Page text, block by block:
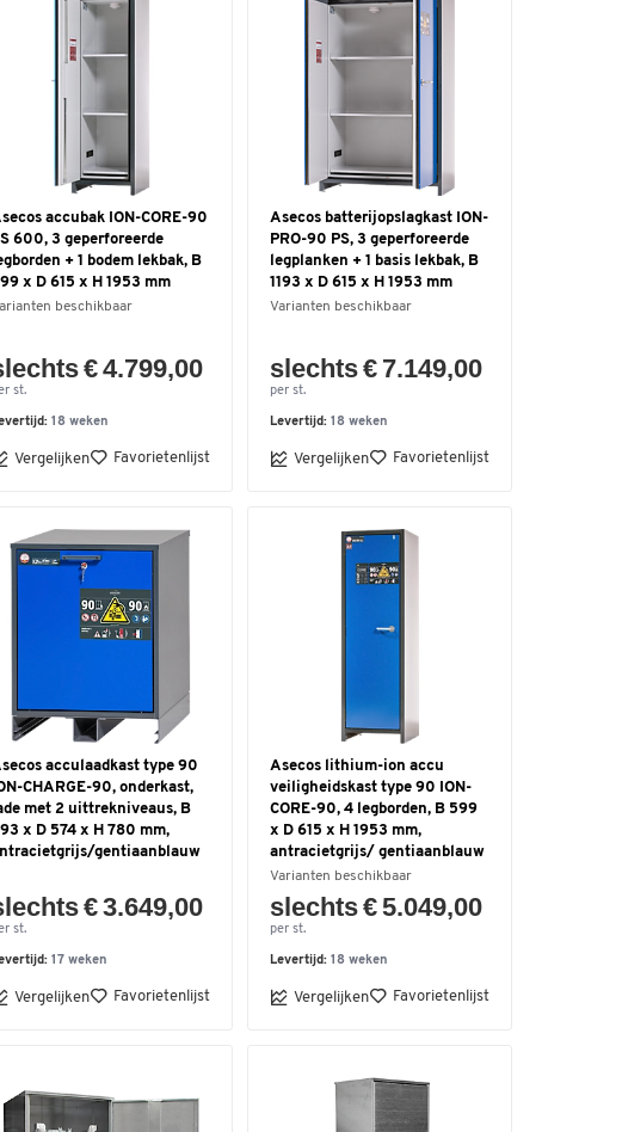
accubak ION-CORE-90
600, 3 geperforeerde
+ 1 bodem lekbak, B
x D 615 x H 1953 mm
beschikbaar
€ 4.799,00
st.
18 weken
Vergelijken Favorietenlijst
Asecos batterijopslagkast ION-
PRO-90 PS, 3 geperforeerde
legplanken + 1 basis lekbak, B
1193 x D 615 x H 1953 mm
Varianten beschikbaar
slechts € 7.149,00
per st.
Levertijd: 18 weken
Vergelijken Favorietenlijst
acculaadkast type 90
CHARGE-90, onderkast,
met 2 uittrekniveaus, B
x D 574 x H 780 mm,
gentiaanblauw
€ 3.649,00
st.
17 weken
Vergelijken Favorietenlijst
Asecos lithium-ion accu
veiligheidskast type 90 ION-
CORE-90, 4 legborden, B 599
x D 615 x H 1953 mm,
antracietgrijs/ gentiaanblauw
Varianten beschikbaar
slechts € 5.049,00
per st.
Levertijd: 18 weken
Vergelijken Favorietenlijst